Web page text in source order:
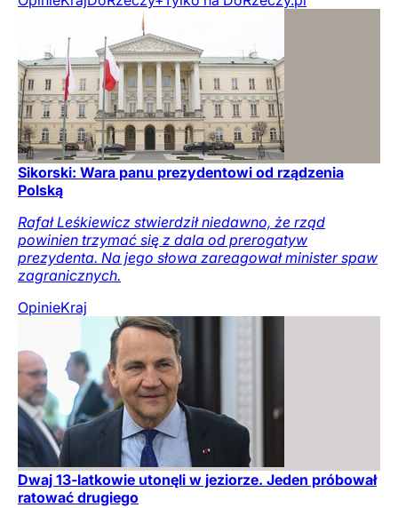
Sikorski: Wara panu prezydentowi od rządzenia
Polską
Rafał Leśkiewicz stwierdził niedawno, że rząd
powinien trzymać się z dala od prerogatyw
prezydenta. Na jego słowa zareagował minister spaw
zagranicznych.
OpinieKraj
Dwaj 13-latkowie utonęli w jeziorze. Jeden próbował
ratować drugiego